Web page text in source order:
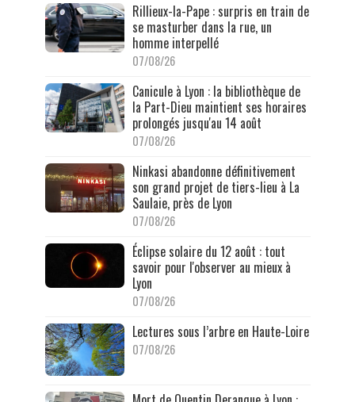
Rillieux-la-Pape : surpris en train de
se masturber dans la rue, un
homme interpellé
07/08/26
Canicule à Lyon : la bibliothèque de
la Part-Dieu maintient ses horaires
prolongés jusqu'au 14 août
07/08/26
Ninkasi abandonne définitivement
son grand projet de tiers-lieu à La
Saulaie, près de Lyon
07/08/26
Éclipse solaire du 12 août : tout
savoir pour l'observer au mieux à
Lyon
07/08/26
Lectures sous l’arbre en Haute-Loire
07/08/26